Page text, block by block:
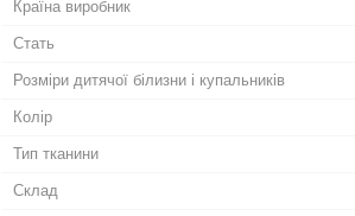
Країна виробник
Стать
Розміри дитячої білизни і купальників
Колір
Тип тканини
Склад